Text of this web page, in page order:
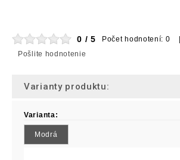
0 / 5
Počet hodnotení: 0 |
Pošlite hodnotenie
Varianty produktu:
Varianta:
Modrá